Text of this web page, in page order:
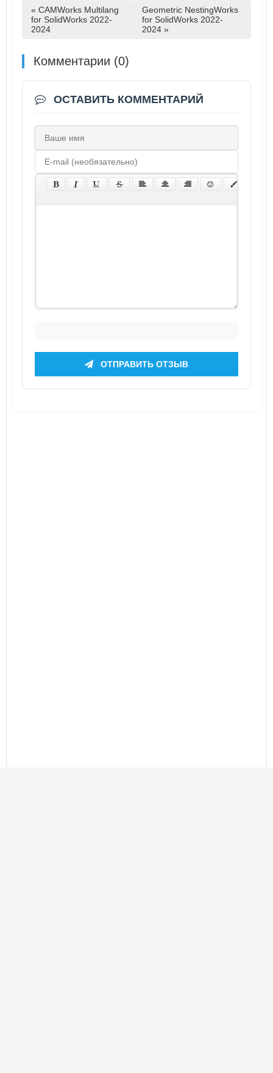
« CAMWorks Multilang
for SolidWorks 2022-
2024
Geometric NestingWorks
for SolidWorks 2022-
2024 »
Комментарии (0)
ОСТАВИТЬ КОММЕНТАРИЙ
ОТПРАВИТЬ ОТЗЫВ